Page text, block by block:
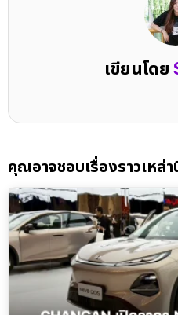
เขียนโดย
คุณอาจชอบเรื่องราวเหล่า